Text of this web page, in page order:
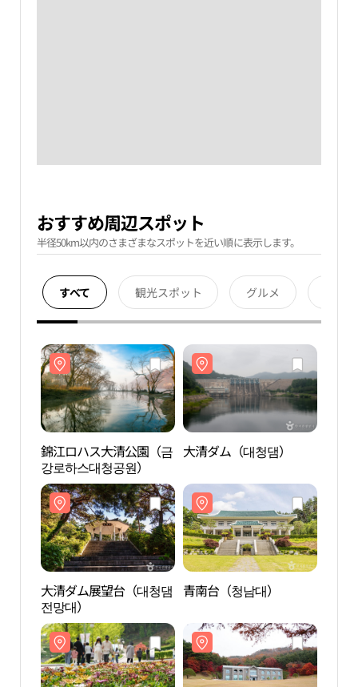
おすすめ周辺スポット
半径50km以内のさまざまなスポットを近い順に表示します。
すべて 観光スポット グルメ
錦江ロハス大清公園（금
강로하스대청공원）
大清ダム（대청댐）
大清ダム展望台（대청댐
전망대）
青南台（청남대）